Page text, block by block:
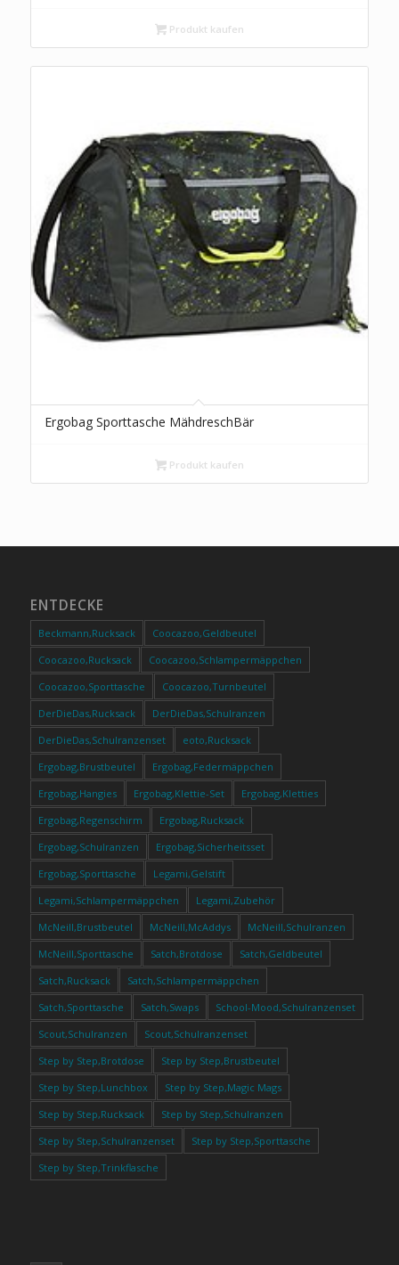
Produkt kaufen
Ergobag Sporttasche MähdreschBär
Produkt kaufen
ENTDECKE
Beckmann,Rucksack
Coocazoo,Geldbeutel
Coocazoo,Rucksack
Coocazoo,Schlampermäppchen
Coocazoo,Sporttasche
Coocazoo,Turnbeutel
DerDieDas,Rucksack
DerDieDas,Schulranzen
DerDieDas,Schulranzenset
eoto,Rucksack
Ergobag,Brustbeutel
Ergobag,Federmäppchen
Ergobag,Hangies
Ergobag,Klettie-Set
Ergobag,Kletties
Ergobag,Regenschirm
Ergobag,Rucksack
Ergobag,Schulranzen
Ergobag,Sicherheitsset
Ergobag,Sporttasche
Legami,Gelstift
Legami,Schlampermäppchen
Legami,Zubehör
McNeill,Brustbeutel
McNeill,McAddys
McNeill,Schulranzen
McNeill,Sporttasche
Satch,Brotdose
Satch,Geldbeutel
Satch,Rucksack
Satch,Schlampermäppchen
Satch,Sporttasche
Satch,Swaps
School-Mood,Schulranzenset
Scout,Schulranzen
Scout,Schulranzenset
Step by Step,Brotdose
Step by Step,Brustbeutel
Step by Step,Lunchbox
Step by Step,Magic Mags
Step by Step,Rucksack
Step by Step,Schulranzen
Step by Step,Schulranzenset
Step by Step,Sporttasche
Step by Step,Trinkflasche